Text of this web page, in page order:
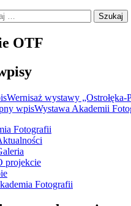
OTF
Wernisaż wystawy „Ostrołęka-
wpisWystawa Akademii
strona internetowa
Towarzystwa
Fotografii
projekcie
Fotografii